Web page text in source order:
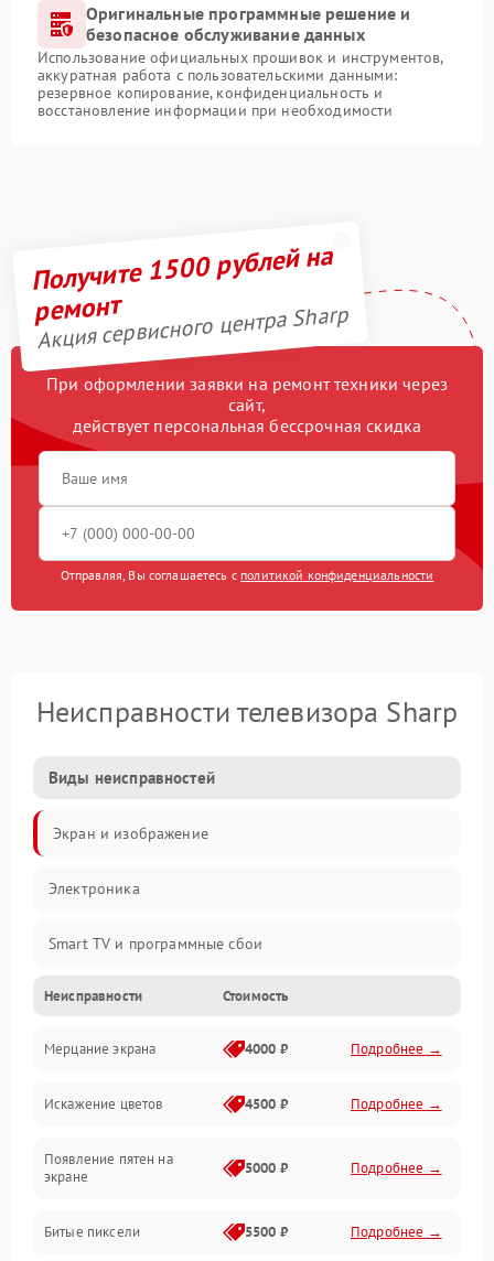
Оригинальные программные решение и
безопасное обслуживание данных
Использование официальных прошивок и инструментов,
аккуратная работа с пользовательскими данными:
резервное копирование, конфиденциальность и
восстановление информации при необходимости
Получите 1500 рублей на
ремонт
Акция сервисного центра Sharp
При оформлении заявки на ремонт техники через
сайт,
действует персональная бессрочная скидка
Отправляя, Вы соглашаетесь с политикой конфиденциальности
Неисправности телевизора Sharp
Виды неисправностей
Экран и изображение
Электроника
Smart TV и программные сбои
Питание и запуск
Подсветка и LED-модули
Звук и аудиосистема
Сигнал и приём каналов
Неисправности Стоимость
Мерцание экрана 4000 ₽ Подробнее →
Искажение цветов 4500 ₽ Подробнее →
Появление пятен на
экране
5000 ₽ Подробнее →
Битые пиксели 5500 ₽ Подробнее →